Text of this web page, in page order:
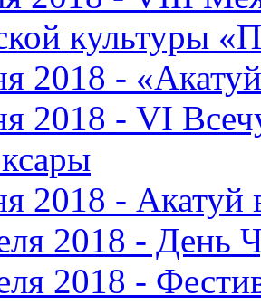
культуры
2018 -
2018 - VI
2018 - Акатуй
2018 - День
2018 -